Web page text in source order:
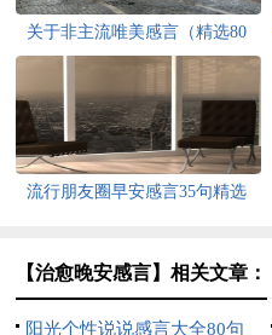
关于非主流唯美感言（精选80
句）
流行朋友圈早安感言35句精选
【治愈晚安感言】相关文章：
阳光个性说说感言大全80句